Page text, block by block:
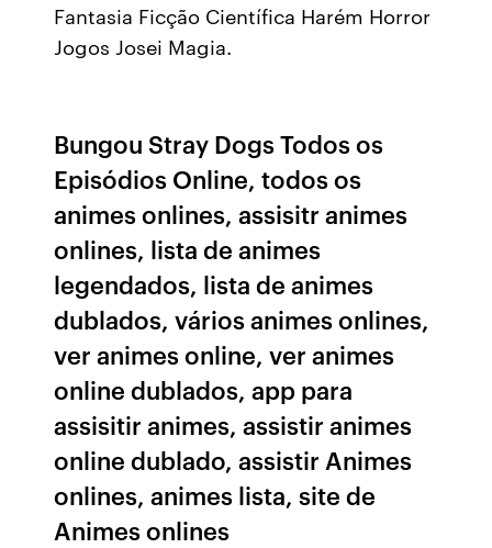
Fantasia Ficção Científica Harém Horror
Jogos Josei Magia.
Bungou Stray Dogs Todos os
Episódios Online, todos os
animes onlines, assisitr animes
onlines, lista de animes
legendados, lista de animes
dublados, vários animes onlines,
ver animes online, ver animes
online dublados, app para
assisitir animes, assistir animes
online dublado, assistir Animes
onlines, animes lista, site de
Animes onlines